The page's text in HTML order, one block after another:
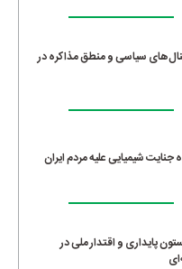
سیاسی و منطق مذاکره در
شیمیایی علیه مردم ایران
پایداری و اقتدار ملی در